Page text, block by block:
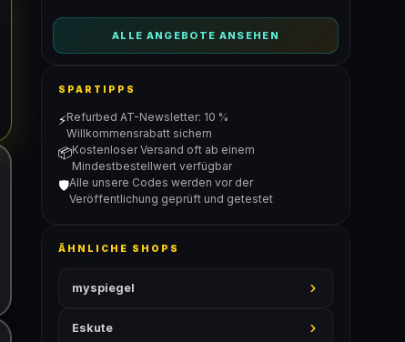
ALLE ANGEBOTE ANSEHEN
SPARTIPPS
⚡Refurbed AT-Newsletter: 10 %
Willkommensrabatt sichern
📦Kostenloser Versand oft ab einem
Mindestbestellwert verfügbar
🛡️Alle unsere Codes werden vor der
Veröffentlichung geprüft und getestet
ÄHNLICHE SHOPS
myspiegel
Eskute